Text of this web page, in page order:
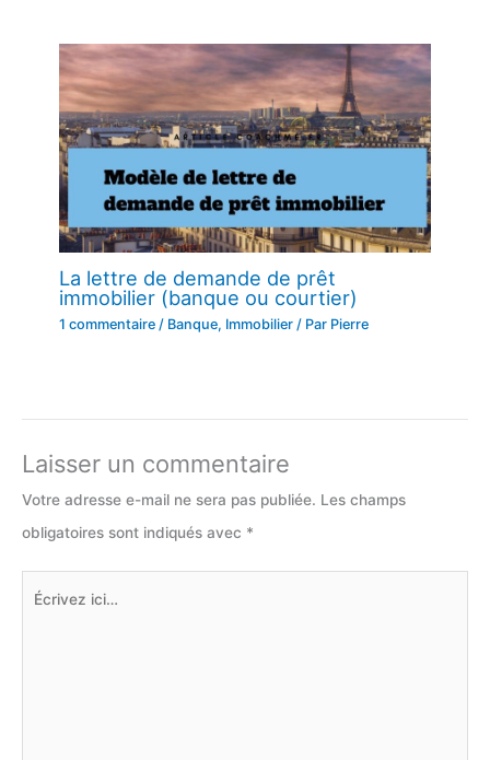
La lettre de demande de prêt
immobilier (banque ou courtier)
1 commentaire / Banque, Immobilier / Par Pierre
Laisser un commentaire
Votre adresse e-mail ne sera pas publiée. Les champs
obligatoires sont indiqués avec *